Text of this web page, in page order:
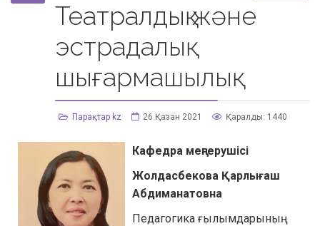
Театралдық және
эстрадалық
шығармашылық
Парақтар kz 26 Қазан 2021 Қаралды: 1440
Кафедра меңгерушісі
Жолдасбекова Қарлығаш
Абдиманатовна
Педагогика ғылымдарының